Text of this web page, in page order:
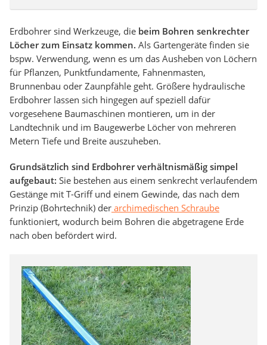
Erdbohrer sind Werkzeuge, die beim Bohren senkrechter
Löcher zum Einsatz kommen. Als Gartengeräte finden sie
bspw. Verwendung, wenn es um das Ausheben von Löchern
für Pflanzen, Punktfundamente, Fahnenmasten,
Brunnenbau oder Zaunpfähle geht. Größere hydraulische
Erdbohrer lassen sich hingegen auf speziell dafür
vorgesehene Baumaschinen montieren, um in der
Landtechnik und im Baugewerbe Löcher von mehreren
Metern Tiefe und Breite auszuheben.
Grundsätzlich sind Erdbohrer verhältnismäßig simpel
aufgebaut: Sie bestehen aus einem senkrecht verlaufendem
Gestänge mit T-Griff und einem Gewinde, das nach dem
Prinzip (Bohrtechnik) der archimedischen Schraube
funktioniert, wodurch beim Bohren die abgetragene Erde
nach oben befördert wird.